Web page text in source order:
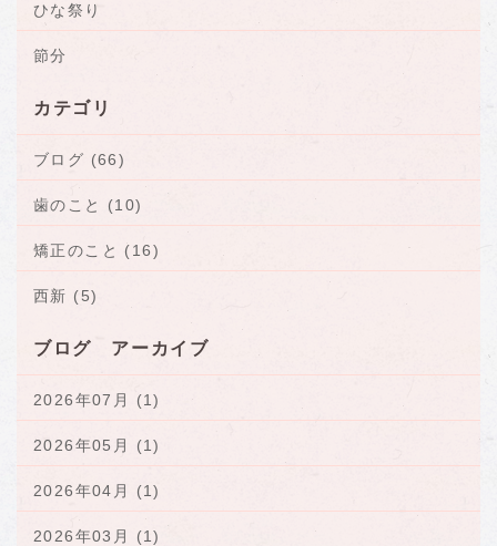
ひな祭り
節分
カテゴリ
ブログ (66)
歯のこと (10)
矯正のこと (16)
西新 (5)
ブログ アーカイブ
2026年07月 (1)
2026年05月 (1)
2026年04月 (1)
2026年03月 (1)